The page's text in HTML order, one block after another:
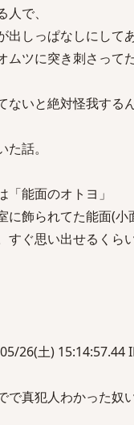
で、
出しっぱなしにしてあ
ムツに突き刺さって
ないと絶対怪我する
話。
「能面のオトヨ」
飾られてた能面(小
すぐ思い出せるくら
26(土) 15:14:57.44
で真犯人わかった奴